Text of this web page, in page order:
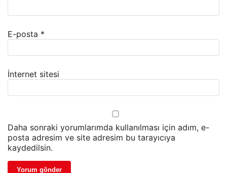
E-posta *
İnternet sitesi
Daha sonraki yorumlarımda kullanılması için adım, e-
posta adresim ve site adresim bu tarayıcıya
kaydedilsin.